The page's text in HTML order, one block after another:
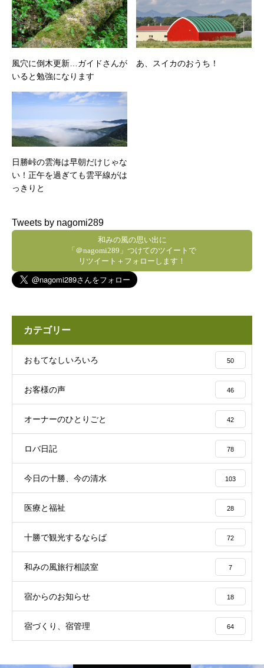
風穴に倒木更新…ガイドさんが
いると勉強になります
あ、スイカのおうち！
日勝峠の雲海は早朝だけじゃな
い！正午を過ぎても雲平線がは
っきりと
Tweets by nagomi289
和みの風の思い出に
「＠nagomi289」つけてのツイートで
リツイート＋フォローします！
カテゴリー
おもてなしいろいろ 50
お客様の声 46
オーナーのひとりごと 42
ロバ日記 78
今日の十勝、今の清水 103
医療と福祉 28
十勝で観光するならば 72
和みの風旅行相談室 7
宿からのお知らせ 18
宿づくり、宿管理 64